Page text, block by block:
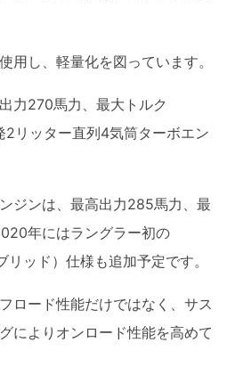
用し、軽量化を図っています。
力270馬力、最大トルク
リッター直列4気筒ターボエン
ジンは、最高出力285馬力、最
年にはラングラー初の
ッド）仕様も追加予定です。
ロード性能だけではなく、サス
によりオンロード性能を高めて